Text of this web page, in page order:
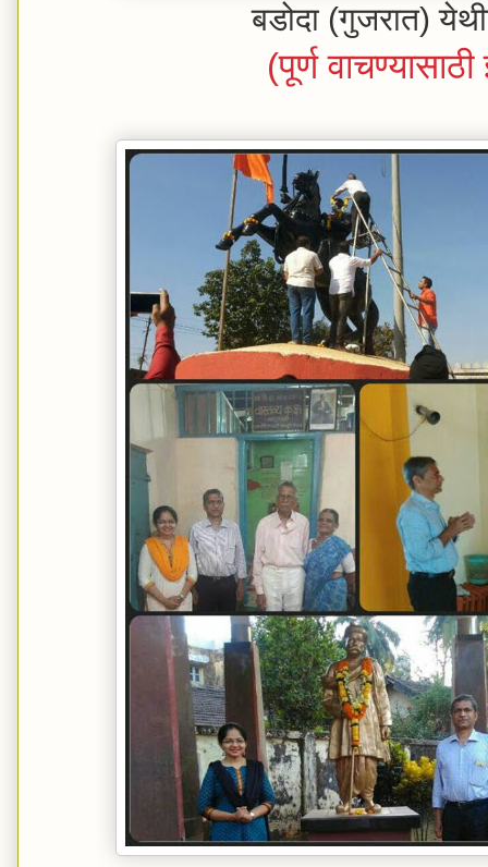
बडोदा (गुजरात)
(पूर्ण